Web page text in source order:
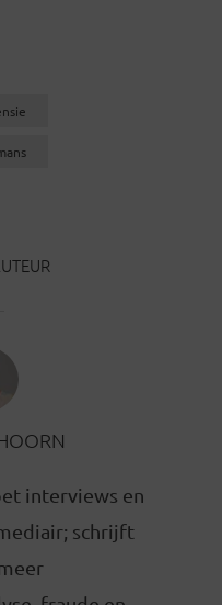
interviews en
schrijft